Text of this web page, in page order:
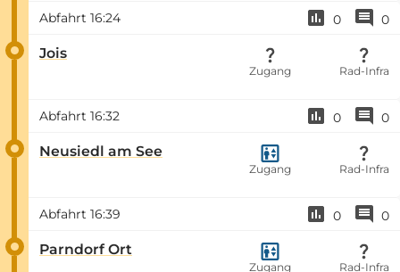
Abfahrt 16:24 0 0
Jois
Zugang Rad-Infra
Abfahrt 16:32 0 0
Neusiedl am See
Zugang Rad-Infra
Abfahrt 16:39 0 0
Parndorf Ort
Zugang Rad-Infra